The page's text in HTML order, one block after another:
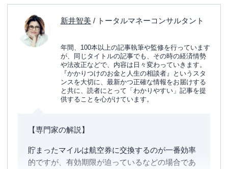
新井智美 / トータルマネーコンサルタント
年間、100本以上の記事執筆や監修を行っています
が、同じタイトルの記事でも、その時の経済情勢
や法改正などで、内容は日々変わっていきます。
『かかりつけのお金と人生の相談者』というスタ
ンスを大切に、最新かつ正確な情報をお届けする
と共に、読者にとって「わかりやすい」記事を提
供することを心がけています。
【専門家の解説】
貯まったマイルは航空券に交換するのが一番効率
的ですが、有効期限が迫っているなどの場合であ